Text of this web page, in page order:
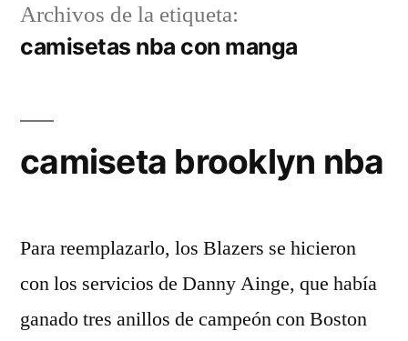
Archivos de la etiqueta:
camisetas nba con manga
camiseta brooklyn nba
Para reemplazarlo, los Blazers se hicieron
con los servicios de Danny Ainge, que había
ganado tres anillos de campeón con Boston